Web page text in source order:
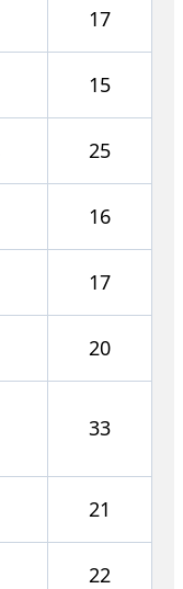
17
15
25
16
17
20
33
21
22